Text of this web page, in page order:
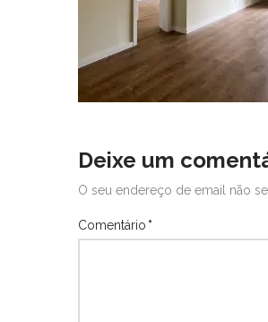
Deixe um
O seu endereço de email não
Comentário*